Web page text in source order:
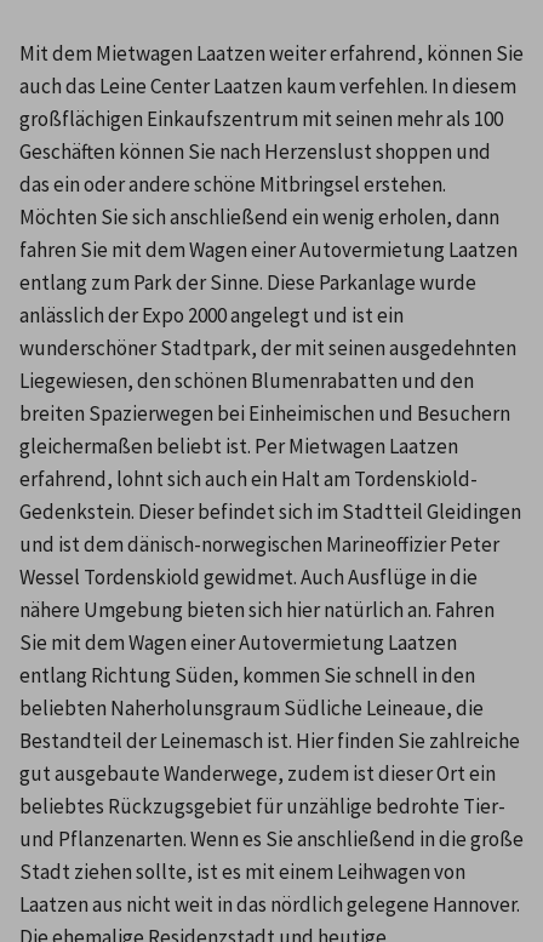
Mit dem Mietwagen Laatzen weiter erfahrend, können Sie
auch das Leine Center Laatzen kaum verfehlen. In diesem
großflächigen Einkaufszentrum mit seinen mehr als 100
Geschäften können Sie nach Herzenslust shoppen und
das ein oder andere schöne Mitbringsel erstehen.
Möchten Sie sich anschließend ein wenig erholen, dann
fahren Sie mit dem Wagen einer Autovermietung Laatzen
entlang zum Park der Sinne. Diese Parkanlage wurde
anlässlich der Expo 2000 angelegt und ist ein
wunderschöner Stadtpark, der mit seinen ausgedehnten
Liegewiesen, den schönen Blumenrabatten und den
breiten Spazierwegen bei Einheimischen und Besuchern
gleichermaßen beliebt ist. Per Mietwagen Laatzen
erfahrend, lohnt sich auch ein Halt am Tordenskiold-
Gedenkstein. Dieser befindet sich im Stadtteil Gleidingen
und ist dem dänisch-norwegischen Marineoffizier Peter
Wessel Tordenskiold gewidmet. Auch Ausflüge in die
nähere Umgebung bieten sich hier natürlich an. Fahren
Sie mit dem Wagen einer Autovermietung Laatzen
entlang Richtung Süden, kommen Sie schnell in den
beliebten Naherholunsgraum Südliche Leineaue, die
Bestandteil der Leinemasch ist. Hier finden Sie zahlreiche
gut ausgebaute Wanderwege, zudem ist dieser Ort ein
beliebtes Rückzugsgebiet für unzählige bedrohte Tier-
und Pflanzenarten. Wenn es Sie anschließend in die große
Stadt ziehen sollte, ist es mit einem Leihwagen von
Laatzen aus nicht weit in das nördlich gelegene Hannover.